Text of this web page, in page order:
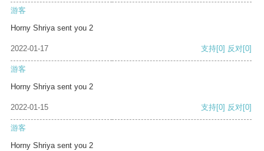
游客
Horny Shriya sent you 2
2022-01-17 支持[0] 反对[0]
游客
Horny Shriya sent you 2
2022-01-15 支持[0] 反对[0]
游客
Horny Shriya sent you 2